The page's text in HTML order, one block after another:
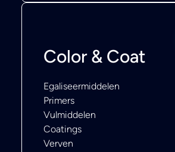
Color & Coat
Egaliseermiddelen
Primers
Vulmiddelen
Coatings
Verven